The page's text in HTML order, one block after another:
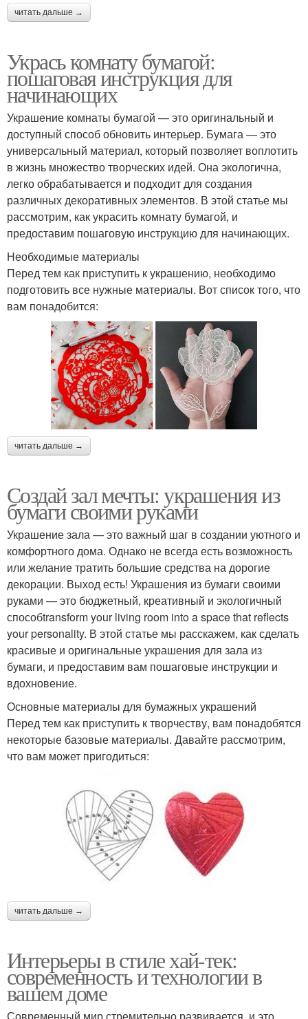
читать дальше →
Укрась комнату бумагой:
пошаговая инструкция для
начинающих
Украшение комнаты бумагой — это оригинальный и
доступный способ обновить интерьер. Бумага — это
универсальный материал, который позволяет воплотить
в жизнь множество творческих идей. Она экологична,
легко обрабатывается и подходит для создания
различных декоративных элементов. В этой статье мы
рассмотрим, как украсить комнату бумагой, и
предоставим пошаговую инструкцию для начинающих.
Необходимые материалы
Перед тем как приступить к украшению, необходимо
подготовить все нужные материалы. Вот список того, что
вам понадобится:
читать дальше →
Создай зал мечты: украшения из
бумаги своими руками
Украшение зала — это важный шаг в создании уютного и
комфортного дома. Однако не всегда есть возможность
или желание тратить большие средства на дорогие
декорации. Выход есть! Украшения из бумаги своими
руками — это бюджетный, креативный и экологичный
способtransform your living room into a space that reflects
your personality. В этой статье мы расскажем, как сделать
красивые и оригинальные украшения для зала из
бумаги, и предоставим вам пошаговые инструкции и
вдохновение.
Основные материалы для бумажных украшений
Перед тем как приступить к творчеству, вам понадобятся
некоторые базовые материалы. Давайте рассмотрим,
что вам может пригодиться:
читать дальше →
Интерьеры в стиле хай-тек:
современность и технологии в
вашем доме